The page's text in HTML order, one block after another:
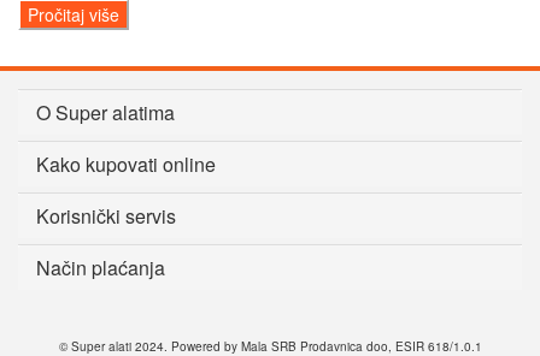
Pročitaj više
O Super alatima
Kako kupovati online
Korisnički servis
Način plaćanja
© Super alati 2024. Powered by Mala SRB Prodavnica doo, ESIR 618/1.0.1